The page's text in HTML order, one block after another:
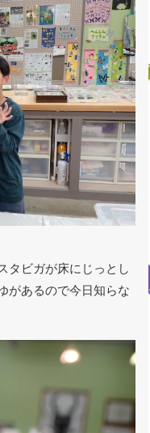
タビガが床にじっとし
があるので今日知らな